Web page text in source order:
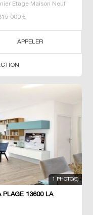
Etage Maison Neuf
000 €
APPELER
1 PHOTO(S)
PLAGE 13600 LA